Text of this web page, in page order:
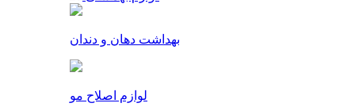
بهداشت دهان و دندان
لوازم اصلاح مو